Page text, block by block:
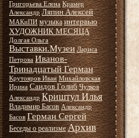
Григорьева Елена Крамер
Александр Ляпин Алексей
МАКиПИ музыка интервью
ХУДОЖНИК МЕСЯЦА
Долгая Ольга
Выставки.Музеи Лариса
Петрова Иванов-
Тринадцатый Герман
Крутояров Иван Михайловская
Ирина Саидов Голиб Чулков
Александр Криштул Илья
Владимир Басов Александр
Басов Герман Сергей
Беседы о реализме Архив